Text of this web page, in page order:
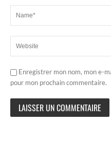
Enregistrer mon nom, mon e-
pour mon prochain commentaire.